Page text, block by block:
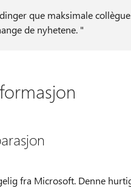
que maksimale
de nyhetene. "
fra Microsoft. Denne